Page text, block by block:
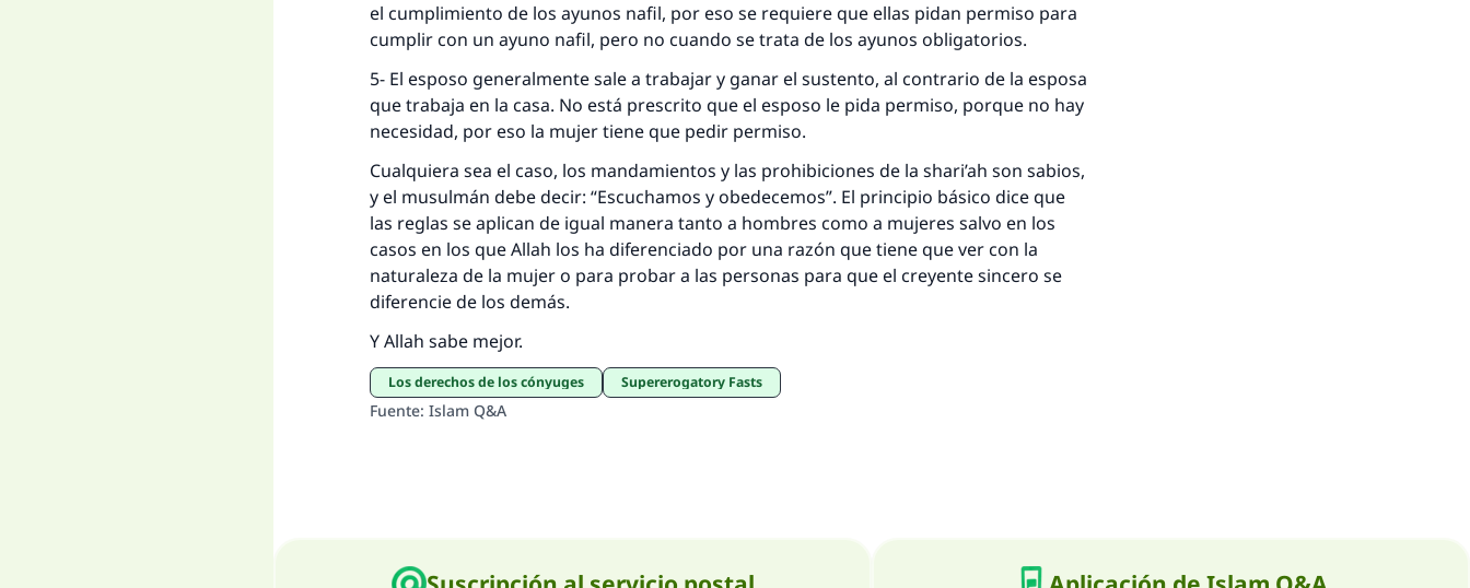
el cumplimiento de los ayunos nafil, por eso se requiere que ellas pidan permiso para
cumplir con un ayuno nafil, pero no cuando se trata de los ayunos obligatorios.
5- El esposo generalmente sale a trabajar y ganar el sustento, al contrario de la esposa
que trabaja en la casa. No está prescrito que el esposo le pida permiso, porque no hay
necesidad, por eso la mujer tiene que pedir permiso.
Cualquiera sea el caso, los mandamientos y las prohibiciones de la shari’ah son sabios,
y el musulmán debe decir: “Escuchamos y obedecemos”. El principio básico dice que
las reglas se aplican de igual manera tanto a hombres como a mujeres salvo en los
casos en los que Allah los ha diferenciado por una razón que tiene que ver con la
naturaleza de la mujer o para probar a las personas para que el creyente sincero se
diferencie de los demás.
Y Allah sabe mejor.
Los derechos de los cónyuges Supererogatory Fasts
Fuente: Islam Q&A